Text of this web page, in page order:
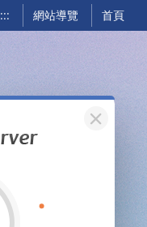
::: 網站導覽 首頁
關閉